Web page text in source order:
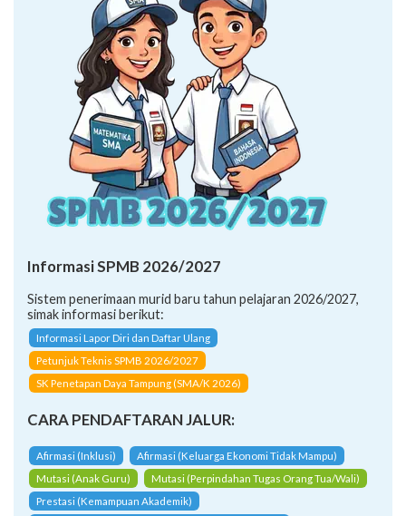
Informasi SPMB 2026/2027
Sistem penerimaan murid baru tahun pelajaran 2026/2027,
simak informasi berikut:
Informasi Lapor Diri dan Daftar Ulang
Petunjuk Teknis SPMB 2026/2027
SK Penetapan Daya Tampung (SMA/K 2026)
CARA PENDAFTARAN JALUR:
Afirmasi (Inklusi)
Afirmasi (Keluarga Ekonomi Tidak Mampu)
Mutasi (Anak Guru)
Mutasi (Perpindahan Tugas Orang Tua/Wali)
Prestasi (Kemampuan Akademik)